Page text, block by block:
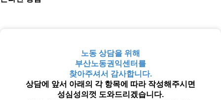
노동 상담을 위해
부산노동권익센터를
찾아주셔서 감사합니다.
상담에 앞서 아래의 각 항목에 따라 작성해주시면
성심성의껏 도와드리겠습니다.